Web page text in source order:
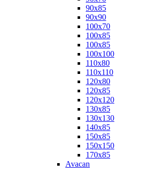
90х85
90х90
100х70
100х85
100х85
100х100
110х80
110х110
120х80
120х85
120х120
130х85
130х130
140х85
150х85
150х150
170х85
Avacan